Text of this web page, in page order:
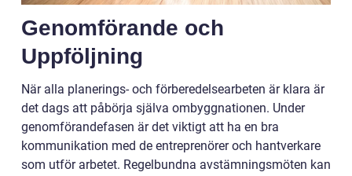
Genomförande och
Uppföljning
När alla planerings- och förberedelsearbeten är klara är
det dags att påbörja själva ombyggnationen. Under
genomförandefasen är det viktigt att ha en bra
kommunikation med de entreprenörer och hantverkare
som utför arbetet. Regelbundna avstämningsmöten kan